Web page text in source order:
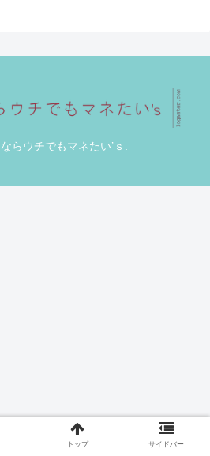
らウチでもマネたい’ｓ.
トップ サイドバー